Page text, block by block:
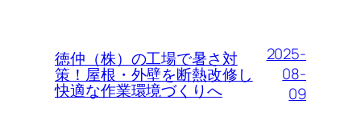
徳仲（株）の工場で暑さ対
策！屋根・外壁を断熱改修し
快適な作業環境づくりへ
2025-
08-
09